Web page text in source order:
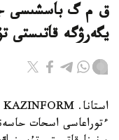
ق م گ باسشىسى
يگەرۋگە قاتىستى
ءتوراعاسى اسحات